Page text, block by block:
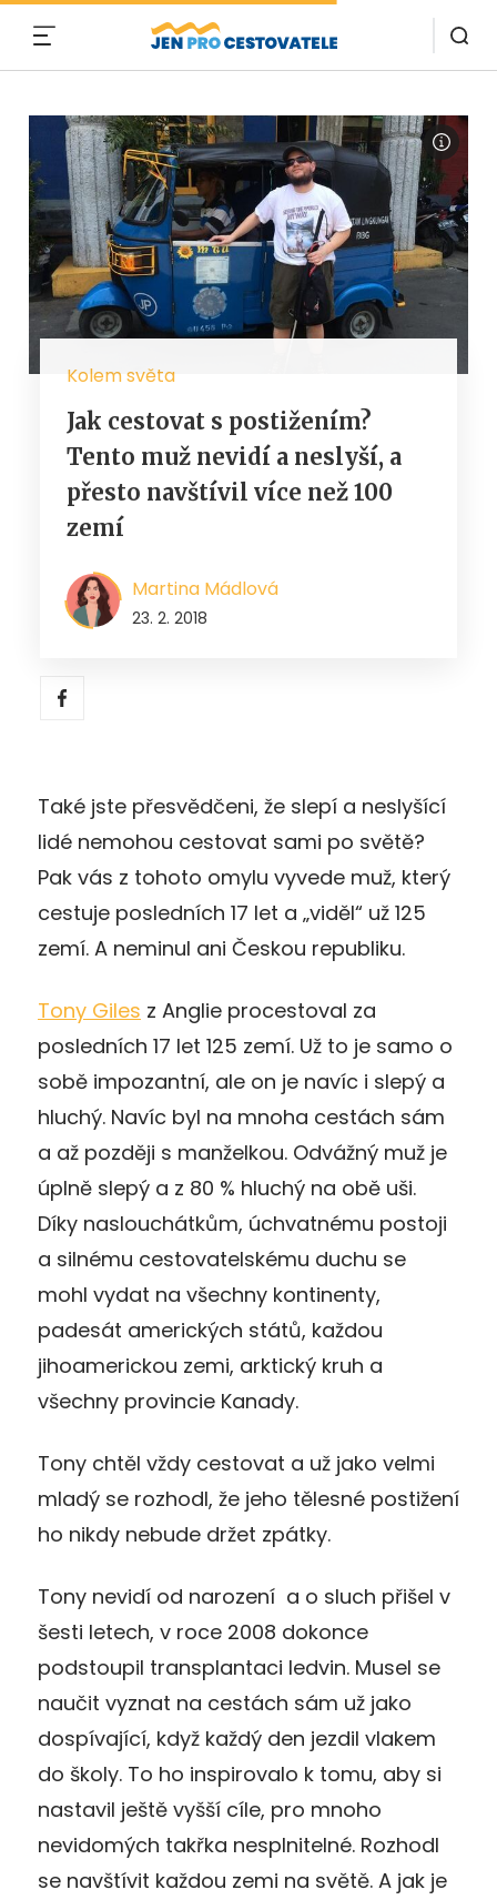
Kolem světa
Jak cestovat s postižením?
Tento muž nevidí a neslyší, a
přesto navštívil více než 100
zemí
Martina Mádlová
23. 2. 2018
Také jste přesvědčeni, že slepí a neslyšící
lidé nemohou cestovat sami po světě?
Pak vás z tohoto omylu vyvede muž, který
cestuje posledních 17 let a „viděl“ už 125
zemí. A neminul ani Českou republiku.
Tony Giles z Anglie procestoval za
posledních 17 let 125 zemí. Už to je samo o
sobě impozantní, ale on je navíc i slepý a
hluchý. Navíc byl na mnoha cestách sám
a až později s manželkou. Odvážný muž je
úplně slepý a z 80 % hluchý na obě uši.
Díky naslouchátkům, úchvatnému postoji
a silnému cestovatelskému duchu se
mohl vydat na všechny kontinenty,
padesát amerických států, každou
jihoamerickou zemi, arktický kruh a
všechny provincie Kanady.
Tony chtěl vždy cestovat a už jako velmi
mladý se rozhodl, že jeho tělesné postižení
ho nikdy nebude držet zpátky.
Tony nevidí od narození a o sluch přišel v
šesti letech, v roce 2008 dokonce
podstoupil transplantaci ledvin. Musel se
naučit vyznat na cestách sám už jako
dospívající, když každý den jezdil vlakem
do školy. To ho inspirovalo k tomu, aby si
nastavil ještě vyšší cíle, pro mnoho
nevidomých takřka nesplnitelné. Rozhodl
se navštívit každou zemi na světě. A jak je